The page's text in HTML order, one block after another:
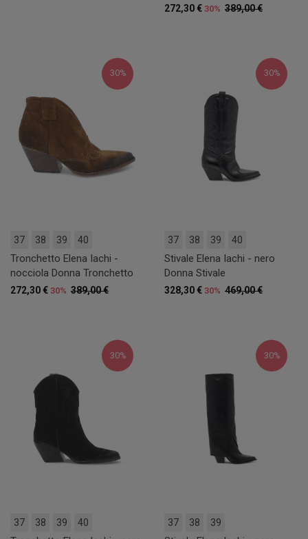
389,00 €
272,30 € 30%
30%
37 38 39 40
Tronchetto Elena Iachi -
nocciola Donna Tronchetto
389,00 €
272,30 € 30%
30%
37 38 39 40
Stivale Elena Iachi - nero
Donna Stivale
469,00 €
328,30 € 30%
30%
37 38 39 40
30%
37 38 39